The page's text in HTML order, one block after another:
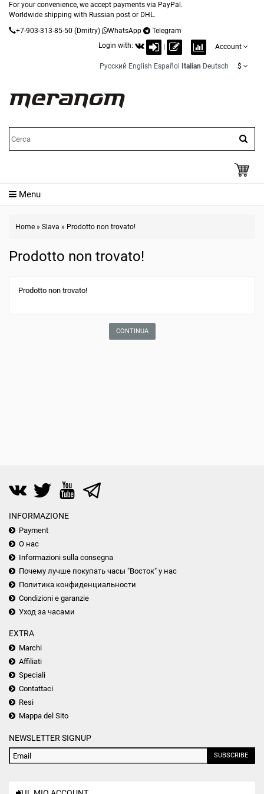
For your convenience, we accept payments via PayPal.
Worldwide shipping with Russian post or DHL.
+7-903-313-85-50 (Dmitry) WhatsApp
Telegram
Login with:
Account
Русский English Español Italian Deutsch $
Menu
Home » Slava » Prodotto non trovato!
Prodotto non trovato!
Prodotto non trovato!
CONTINUA
INFORMAZIONE
Payment
О нас
Informazioni sulla consegna
Почему лучше покупать часы "Восток" у нас
Политика конфиденциальности
Condizioni e garanzie
Уход за часами
EXTRA
Marchi
Affiliati
Speciali
Contattaci
Resi
Mappa del Sito
NEWSLETTER SIGNUP
SUBSCRIBE